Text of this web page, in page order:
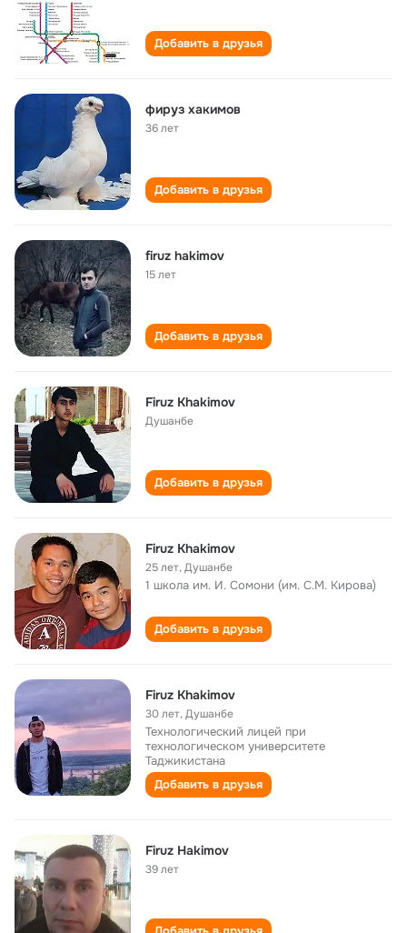
Добавить в друзья
фируз хакимов
36 лет
Добавить в друзья
firuz hakimov
15 лет
Добавить в друзья
Firuz Khakimov
Душанбе
Добавить в друзья
Firuz Khakimov
25 лет,Душанбе
1 школа им. И. Сомони (им. С.М. Кирова)
Добавить в друзья
Firuz Khakimov
30 лет,Душанбе
Технологический лицей при
технологическом университете
Таджикистана
Добавить в друзья
Firuz Hakimov
39 лет